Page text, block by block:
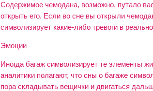
Содержимое чемодана, возможно, путало
открыть его. Если во сне вы открыли
символизирует какие-либо тревоги в
Эмоции
Иногда багаж символизирует те элементы
аналитики полагают, что сны о багаже
пора складывать вещички и двигаться